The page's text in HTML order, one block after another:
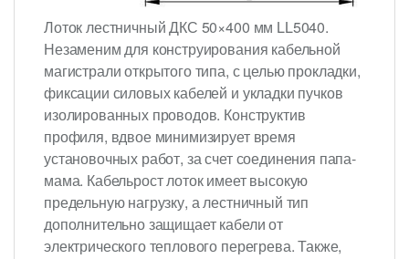
Лоток лестничный ДКС 50×400 мм LL5040.
Незаменим для конструирования кабельной
магистрали открытого типа, с целью прокладки,
фиксации силовых кабелей и укладки пучков
изолированных проводов. Конструктив
профиля, вдвое минимизирует время
установочных работ, за счет соединения папа-
мама. Кабельрост лоток имеет высокую
предельную нагрузку, а лестничный тип
дополнительно защищает кабели от
электрического теплового перегрева. Также,